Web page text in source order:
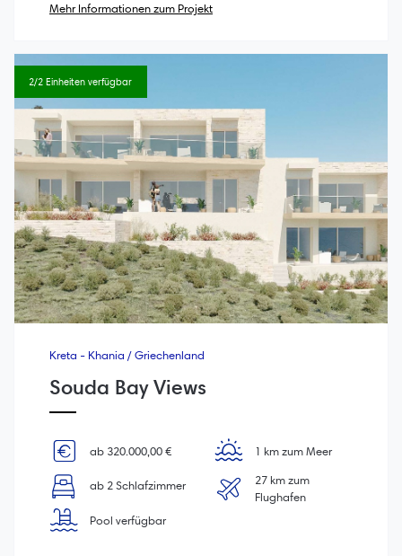
Mehr Informationen zum Projekt
2/2 Einheiten verfügbar
Kreta - Khania / Griechenland
Souda Bay Views
ab 320.000,00 €
ab 2 Schlafzimmer
Pool verfügbar
1 km zum Meer
27 km zum
Flughafen